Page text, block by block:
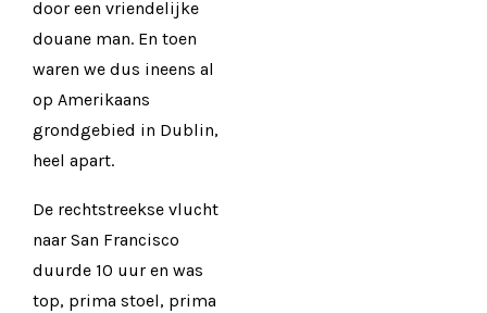
door een vriendelijke
douane man. En toen
waren we dus ineens al
op Amerikaans
grondgebied in Dublin,
heel apart.
De rechtstreekse vlucht
naar San Francisco
duurde 10 uur en was
top, prima stoel, prima